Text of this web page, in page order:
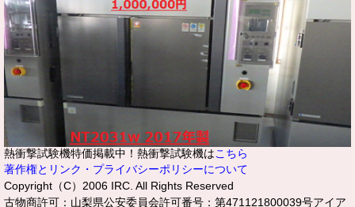
熱衝撃試験機特価掲載中！熱衝撃試験機はこちら
著作権とリンク・プライバシーポリシーについて
Copyright（C）2006 IRC. All Rights Reserved
古物商許可：山梨県公安委員会許可番号：第471121800039号アイア